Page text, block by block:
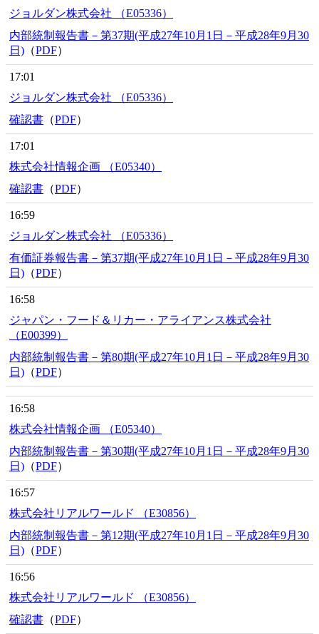
ジョルダン株式会社 （E05336）
内部統制報告書－第37期(平成27年10月1日－平成28年9月30
日) （PDF）
17:01
ジョルダン株式会社 （E05336）
確認書 （PDF）
17:01
株式会社情報企画 （E05340）
確認書 （PDF）
16:59
ジョルダン株式会社 （E05336）
有価証券報告書－第37期(平成27年10月1日－平成28年9月30
日) （PDF）
16:58
ジャパン・フード＆リカー・アライアンス株式会社
（E00399）
内部統制報告書－第80期(平成27年10月1日－平成28年9月30
日) （PDF）
16:58
株式会社情報企画 （E05340）
内部統制報告書－第30期(平成27年10月1日－平成28年9月30
日) （PDF）
16:57
株式会社リアルワールド （E30856）
内部統制報告書－第12期(平成27年10月1日－平成28年9月30
日) （PDF）
16:56
株式会社リアルワールド （E30856）
確認書 （PDF）